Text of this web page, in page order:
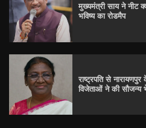
मुख्यमंत्री साय ने नीट
भविष्य का रोडमैप
राष्ट्रपति से
विजेताओं ने की सौजन्य